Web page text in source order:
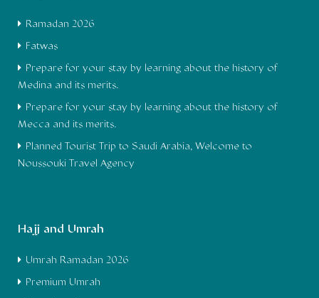
Ramadan 2026
Fatwas
Prepare for your stay by learning about the history of
Medina and its merits.
Prepare for your stay by learning about the history of
Mecca and its merits.
Planned Tourist Trip to Saudi Arabia, Welcome to
Noussouki Travel Agency
Hajj and Umrah
Umrah Ramadan 2026
Premium Umrah